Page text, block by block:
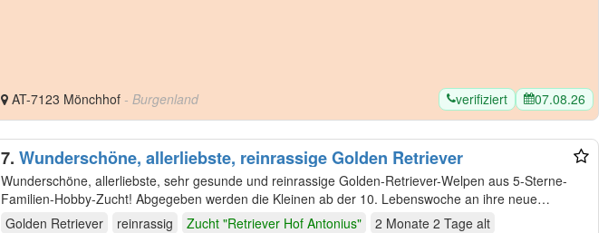
AT-7123 Mönchhof - Burgenland verifiziert 07.08.26
7. Wunderschöne, allerliebste, reinrassige Golden Retriever
Wunderschöne, allerliebste, sehr gesunde und reinrassige Golden-Retriever-Welpen aus 5-Sterne-
Familien-Hobby-Zucht! Abgegeben werden die Kleinen ab der 10. Lebenswoche an ihre neue
Familien in ihr…
Golden Retriever reinrassig Zucht "Retriever Hof Antonius" 2 Monate 2 Tage alt